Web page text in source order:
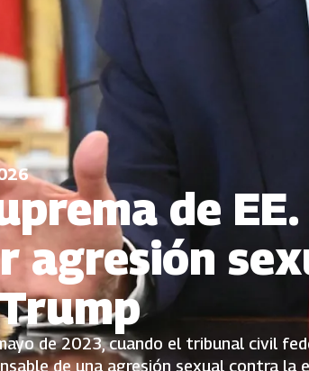
de
agresión
de 2023, cuando el tribunal civil
de una agresión sexual contra la